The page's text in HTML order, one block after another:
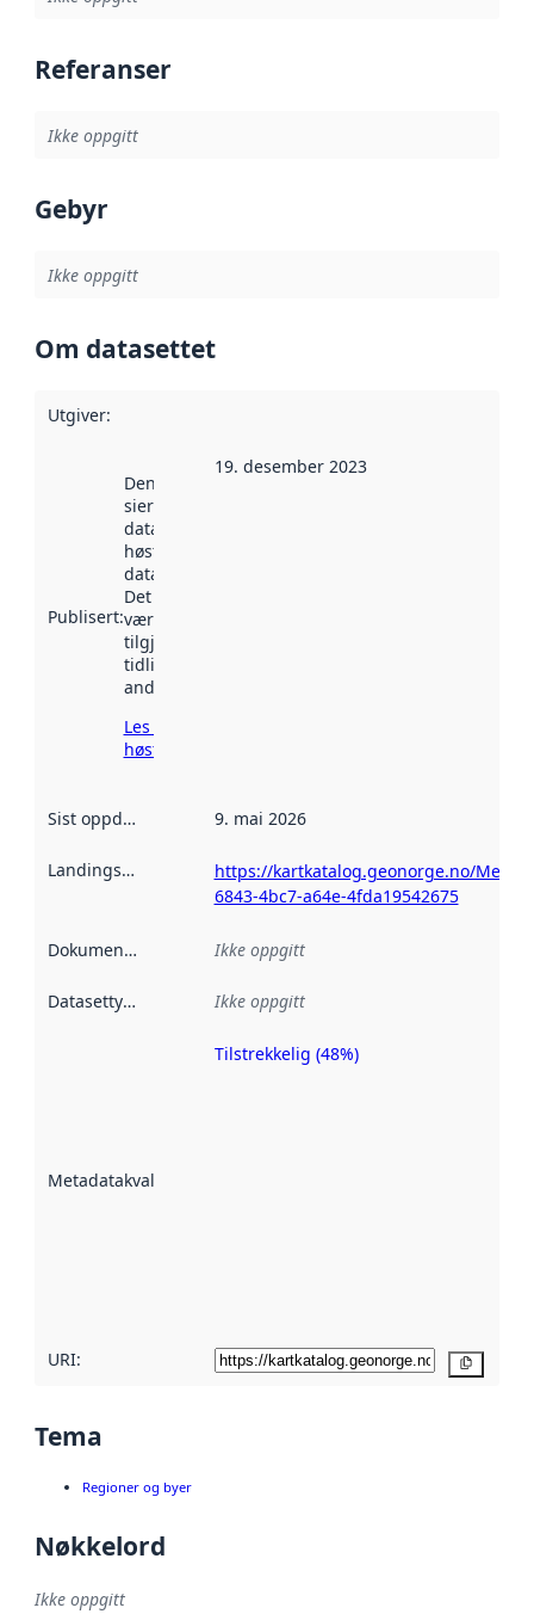
Referanser
Ikke oppgitt
Gebyr
Ikke oppgitt
Om datasettet
Utgiver:
Publisert:
Denne datoen
sier når
datasettet ble
høstet av
data.norge.no.
Det kan ha
vært
tilgjengelig
tidligere
andre steder.
Les mer om
høsting her
19. desember 2023
Sist oppdatert 9. mai 2026
Landingsside
https://kartkatalog.geonorge.no/
6843-4bc7-a64e-4fda19542675
Dokumentasjon Ikke oppgitt
Datasettype Ikke oppgitt
Metadatakvalitet
Metadatakvalitet
Tilstrekkelig (48%)
URI:
Tema
Regioner og byer
Nøkkelord
Ikke oppgitt